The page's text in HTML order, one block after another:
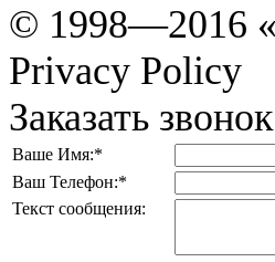
© 1998—2016
Privacy Policy
Заказать звонок
Ваше Имя:*
Ваш Телефон:*
Текст сообщения: